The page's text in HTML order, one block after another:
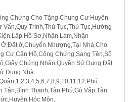
Chứng Cho Tặng Chung Cư Huyện
Vấn,Quy Trình,Thủ Tục,Thủ Tục,Hướng
Hồ Sơ,Nhận Làm,Nhận
Ở,Đất ở,Chuyển Nhượng,Tại Nhà,Cho
Cư,Căn Hộ,Công Chứng,Sang Tên,Sổ
Chứng Nhận,Quyền Sử Dụng Đất
Dụng Nhà
Tân,Bình Thạnh,Tân Phú,Gò Vấp,Tân
Hóc Môn,